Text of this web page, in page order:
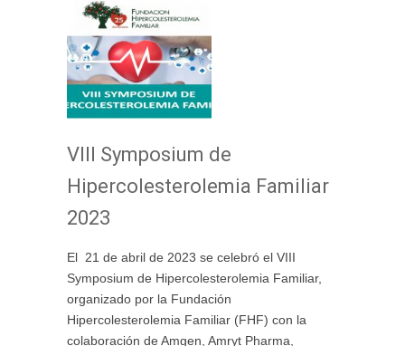
VIII Symposium de
Hipercolesterolemia Familiar
2023
El 21 de abril de 2023 se celebró el VIII
Symposium de Hipercolesterolemia Familiar,
organizado por la Fundación
Hipercolesterolemia Familiar (FHF) con la
colaboración de Amgen, Amryt Pharma,